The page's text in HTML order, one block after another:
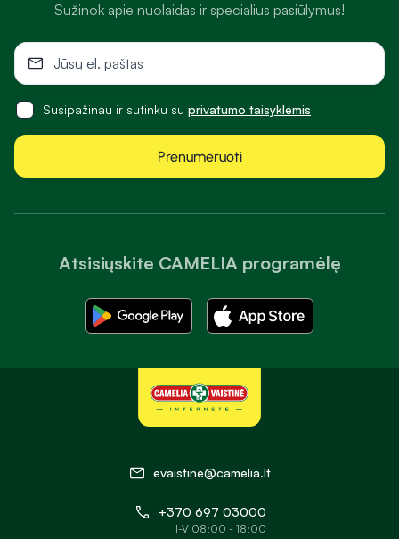
Atsisiųskite CAMELIA programėlę
Sužinok apie nuolaidas ir specialius pasiūlymus!
Susipažinau ir sutinku su privatumo taisyklėmis
Prenumeruoti
evaistine@camelia.lt
+370 697 03000
I-V 08:00 - 18:00